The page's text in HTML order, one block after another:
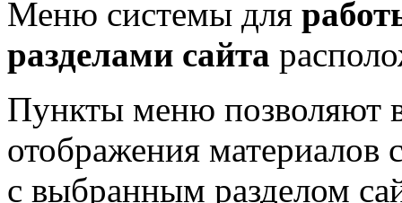
Меню системы для
разделами сайта
Пункты меню позволяют
отображения материалов
с выбранным разделом